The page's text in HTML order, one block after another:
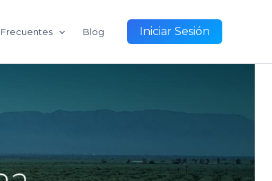
Blog Iniciar Sesión